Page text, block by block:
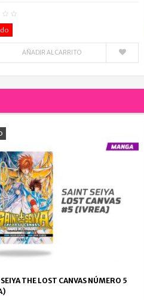
AÑADIR AL CARRITO
THE LOST CANVAS NÚMERO 5